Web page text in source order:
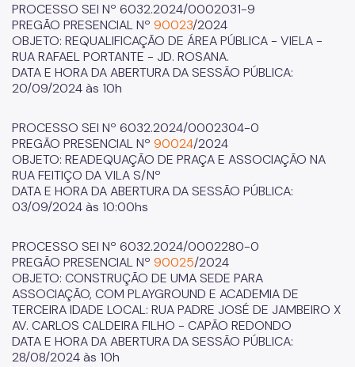
PROCESSO SEI Nº 6032.2024/0002031-9
PREGÃO PRESENCIAL Nº 90023/2024
OBJETO: REQUALIFICAÇÃO DE ÁREA PÚBLICA - VIELA -
RUA RAFAEL PORTANTE - JD. ROSANA.
DATA E HORA DA ABERTURA DA SESSÃO PÚBLICA:
20/09/2024 às 10h
PROCESSO SEI Nº 6032.2024/0002304-0
PREGÃO PRESENCIAL Nº 90024/2024
OBJETO: READEQUAÇÃO DE PRAÇA E ASSOCIAÇÃO NA
RUA FEITIÇO DA VILA S/Nº
DATA E HORA DA ABERTURA DA SESSÃO PÚBLICA:
03/09/2024 às 10:00hs
PROCESSO SEI Nº 6032.2024/0002280-0
PREGÃO PRESENCIAL Nº 90025/2024
OBJETO: CONSTRUÇÃO DE UMA SEDE PARA
ASSOCIAÇÃO, COM PLAYGROUND E ACADEMIA DE
TERCEIRA IDADE LOCAL: RUA PADRE JOSÉ DE JAMBEIRO X
AV. CARLOS CALDEIRA FILHO - CAPÃO REDONDO
DATA E HORA DA ABERTURA DA SESSÃO PÚBLICA:
28/08/2024 às 10h